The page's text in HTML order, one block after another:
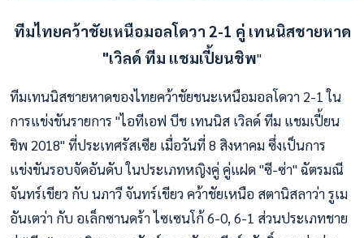
ทีมไทยคว้าชัยเหนือมอลโดวา 2-1 คู่ เทนนิสชายหาด
"เวิลด์ ทีม แชมเปี้ยนชิพ"
ทีมเทนนิสชายหาดของไทยคว้าชัยชนะเหนือมอลโดวา 2-1 ใน
การแข่งขันรายการ "ไอทีเอฟ บีช เทนนิส เวิลด์ ทีม แชมเปี้ยน
ชิพ 2018" ที่ประเทศรัสเซีย เมื่อวันที่ 8 สิงหาคม ซึ่งเป็นการ
แข่งขันรอบจัดอันดับ ในประเภทหญิงคู่ คู่แฝด "ซี-ซ่า" ฉัตรมณี
จันทร์เขียว กับ นภาวี จันทร์เขียว คว้าชัยเหนือ สตานิสลาว่า รูเม
อันเตว่า กับ อเล็กซานดร้า ไซเซนโก้ 6-0, 6-1 ส่วนประเภทชาย